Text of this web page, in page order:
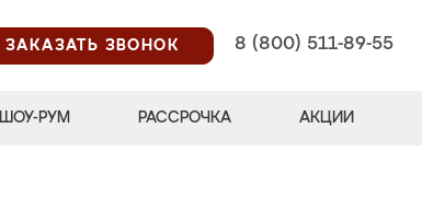
ЗАКАЗАТЬ ЗВОНОК
8 (800) 511-89-55
ШОУ-РУМ РАССРОЧКА АКЦИИ